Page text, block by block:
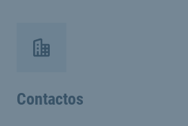
Contactos